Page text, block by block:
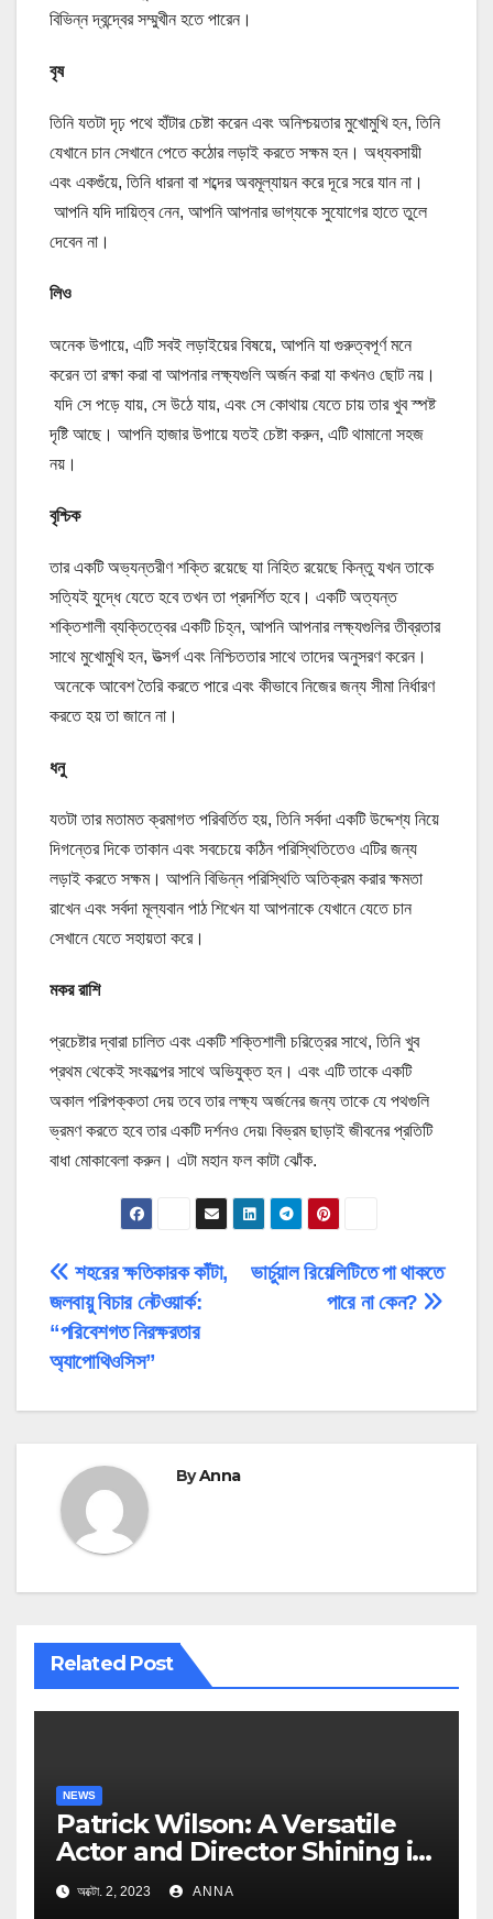
বিভিন্ন দ্বন্দ্বের সম্মুখীন হতে পারেন।
বৃষ
তিনি যতটা দৃঢ় পথে হাঁটার চেষ্টা করেন এবং অনিশ্চয়তার মুখোমুখি হন, তিনি
যেখানে চান সেখানে পেতে কঠোর লড়াই করতে সক্ষম হন। অধ্যবসায়ী
এবং একগুঁয়ে, তিনি ধারনা বা শব্দের অবমূল্যায়ন করে দূরে সরে যান না।
আপনি যদি দায়িত্ব নেন, আপনি আপনার ভাগ্যকে সুযোগের হাতে তুলে
দেবেন না।
লিও
অনেক উপায়ে, এটি সবই লড়াইয়ের বিষয়ে, আপনি যা গুরুত্বপূর্ণ মনে
করেন তা রক্ষা করা বা আপনার লক্ষ্যগুলি অর্জন করা যা কখনও ছোট নয়।
যদি সে পড়ে যায়, সে উঠে যায়, এবং সে কোথায় যেতে চায় তার খুব স্পষ্ট
দৃষ্টি আছে। আপনি হাজার উপায়ে যতই চেষ্টা করুন, এটি থামানো সহজ
নয়।
বৃশ্চিক
তার একটি অভ্যন্তরীণ শক্তি রয়েছে যা নিহিত রয়েছে কিন্তু যখন তাকে
সত্যিই যুদ্ধে যেতে হবে তখন তা প্রদর্শিত হবে। একটি অত্যন্ত
শক্তিশালী ব্যক্তিত্বের একটি চিহ্ন, আপনি আপনার লক্ষ্যগুলির তীব্রতার
সাথে মুখোমুখি হন, উত্সর্গ এবং নিশ্চিততার সাথে তাদের অনুসরণ করেন।
অনেকে আবেশ তৈরি করতে পারে এবং কীভাবে নিজের জন্য সীমা নির্ধারণ
করতে হয় তা জানে না।
ধনু
যতটা তার মতামত ক্রমাগত পরিবর্তিত হয়, তিনি সর্বদা একটি উদ্দেশ্য নিয়ে
দিগন্তের দিকে তাকান এবং সবচেয়ে কঠিন পরিস্থিতিতেও এটির জন্য
লড়াই করতে সক্ষম। আপনি বিভিন্ন পরিস্থিতি অতিক্রম করার ক্ষমতা
রাখেন এবং সর্বদা মূল্যবান পাঠ শিখেন যা আপনাকে যেখানে যেতে চান
সেখানে যেতে সহায়তা করে।
মকর রাশি
প্রচেষ্টার দ্বারা চালিত এবং একটি শক্তিশালী চরিত্রের সাথে, তিনি খুব
প্রথম থেকেই সংকল্পের সাথে অভিযুক্ত হন। এবং এটি তাকে একটি
অকাল পরিপক্কতা দেয় তবে তার লক্ষ্য অর্জনের জন্য তাকে যে পথগুলি
ভ্রমণ করতে হবে তার একটি দর্শনও দেয়৷ বিভ্রম ছাড়াই জীবনের প্রতিটি
বাধা মোকাবেলা করুন। এটা মহান ফল কাটা ঝোঁক.
পোস্ট
ন্যাভিগেশন
ভার্চুয়াল রিয়েলিটিতে পা থাকতে
পারে না কেন?
শহরের ক্ষতিকারক কাঁটা,
জলবায়ু বিচার নেটওয়ার্ক:
“পরিবেশগত নিরক্ষরতার
অ্যাপোথিওসিস”
ByAnna
Related Post
NEWS
Patrick Wilson: A Versatile
Actor and Director Shining in
Hollywood
অক্টো. 2, 2023 ANNA